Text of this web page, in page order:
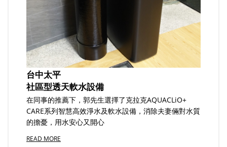
台中太平
社區型透天軟水設備
在同事的推薦下，郭先生選擇了克拉克AQUACLiO+
CARE系列智慧高效淨水及軟水設備，消除夫妻倆對水質
的擔憂，用水安心又開心
READ MORE